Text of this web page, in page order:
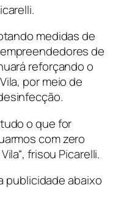
medidas de
de
reforçando o
por meio de
o que for
com zero
frisou Picarelli.
publicidade abaixo